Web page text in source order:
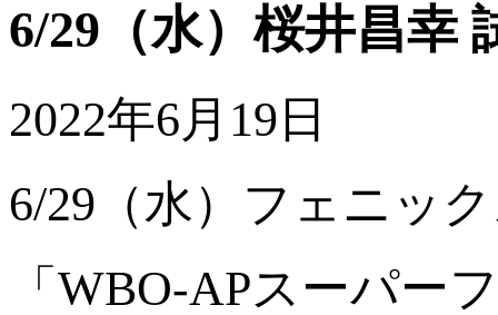
6/29（水）桜井昌幸
2022年6月19日
6/29（水）フェニッ
「WBO-APスーパー